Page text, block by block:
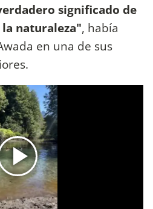
significado de
naturaleza", había
en una de sus